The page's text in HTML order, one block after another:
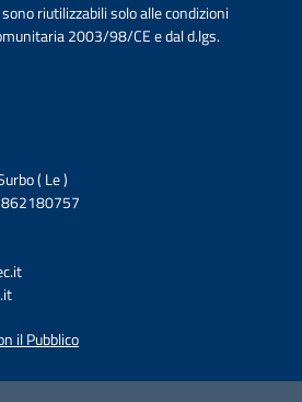
riutilizzabili solo alle condizioni
2003/98/CE e dal d.lgs.
( Le )
il Pubblico